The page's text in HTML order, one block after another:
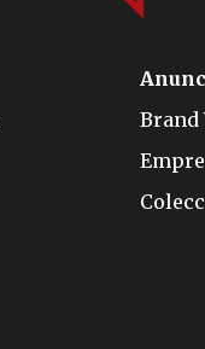
Brand